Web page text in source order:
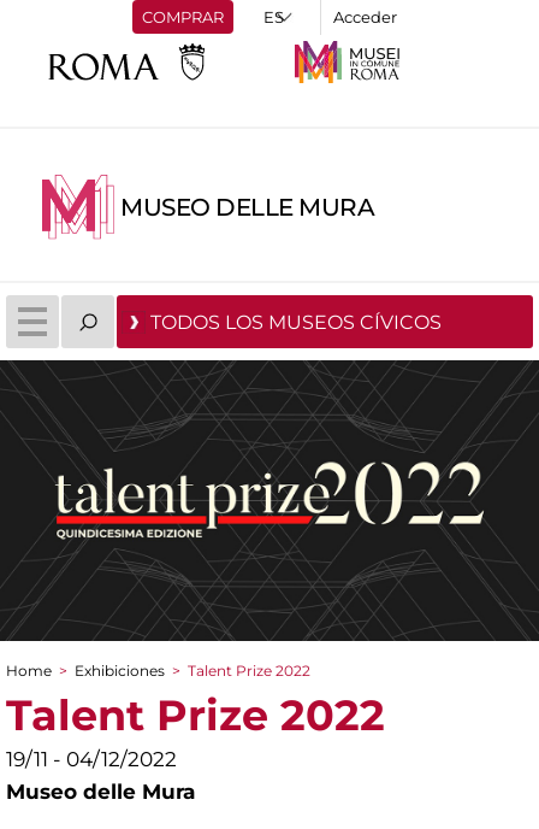
COMPRAR Acceder
MUSEO DELLE MURA
TODOS LOS MUSEOS CÍVICOS
You are here
Home > Exhibiciones > Talent Prize 2022
Talent Prize 2022
19/11 - 04/12/2022
Museo delle Mura